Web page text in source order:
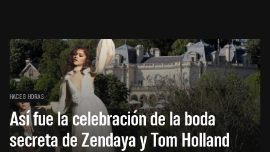
HACE 8 HORAS
Así fue la celebración de la boda
secreta de Zendaya y Tom Holland